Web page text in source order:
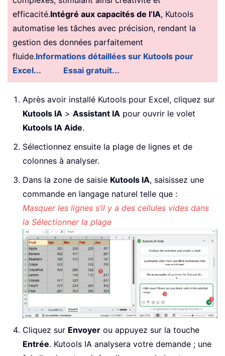
efficacité.Intégré aux capacités de l’IA, Kutools
automatise les tâches avec précision, rendant la
gestion des données parfaitement
fluide.Informations détaillées sur Kutools pour
Excel...
Essai gratuit...
Après avoir installé Kutools pour Excel, cliquez sur
Kutools IA > Assistant IA pour ouvrir le volet
Kutools IA Aide.
Sélectionnez ensuite la plage de lignes et de
colonnes à analyser.
Dans la zone de saisie Kutools IA, saisissez une
commande en langage naturel telle que :
Masquer les lignes s’il y a des cellules vides dans
la Sélectionner la plage
Cliquez sur Envoyer ou appuyez sur la touche
Entrée. Kutools IA analysera votre demande ; une